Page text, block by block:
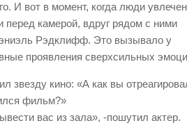
И вот в момент, когда люди
камерой, вдруг рядом с ними
Рэдклифф. Это вызывало у
проявления сверхсильных
звезду кино: «А как вы
фильм?»
вас из зала», -пошутил актер.